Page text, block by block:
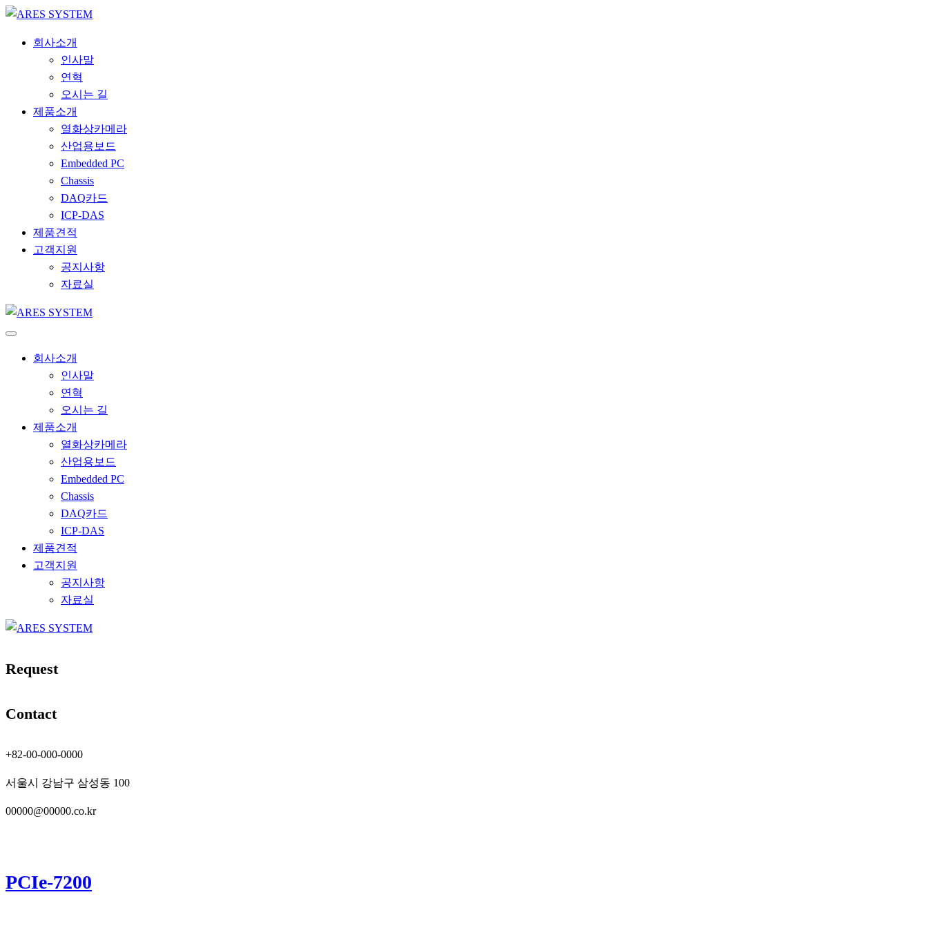
회사소개
인사말
연혁
오시는 길
제품소개
열화상카메라
산업용보드
Embedded PC
Chassis
DAQ카드
ICP-DAS
제품견적
고객지원
공지사항
자료실
회사소개
인사말
연혁
오시는 길
제품소개
열화상카메라
산업용보드
Embedded PC
Chassis
DAQ카드
ICP-DAS
제품견적
고객지원
공지사항
자료실
Request
Contact
+82-00-000-0000
서울시 강남구 삼성동 100
00000@00000.co.kr
PCIe-7200